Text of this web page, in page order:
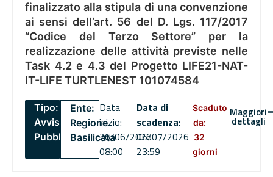
finalizzato alla stipula di una convenzione
ai sensi dell’art. 56 del D. Lgs. 117/2017
“Codice del Terzo Settore” per la
realizzazione delle attività previste nelle
Task 4.2 e 4.3 del Progetto LIFE21-NAT-
IT-LIFE TURTLENEST 101074584
Tipo:
Avviso
Pubblico
Ente:
Regione
Basilicata
Data
inizio:
26/06/2026
08:00
Data di
scadenza:
06/07/2026
23:59
Scaduto
da:
32
giorni
Maggiori
dettagli